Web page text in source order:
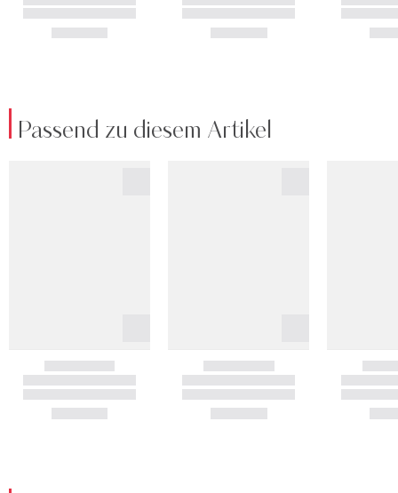
Passend zu diesem Artikel